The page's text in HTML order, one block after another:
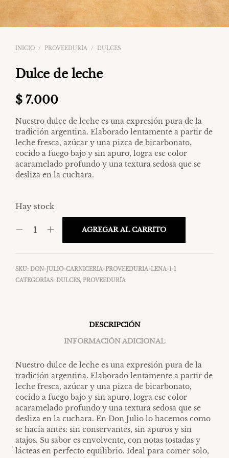
INICIO / PROVEEDURÍA / DULCES
Dulce de leche
$ 7.000
Nuestro dulce de leche es una expresión pura de la
tradición argentina. Elaborado lentamente a partir de
leche fresca, azúcar y una pizca de bicarbonato,
cocido a fuego bajo y sin apuro, logra ese color
acaramelado profundo y una textura sedosa que se
desliza en la cuchara.
Hay stock
AGREGAR AL CARRITO
SKU: DON-JULIO-CARNICERIA-PROVEEDURIA-LENA-1-1
CATEGORÍAS: DULCES, PROVEEDURÍA
DESCRIPCIÓN
INFORMACIÓN ADICIONAL
Nuestro dulce de leche es una expresión pura de la
tradición argentina. Elaborado lentamente a partir de
leche fresca, azúcar y una pizca de bicarbonato,
cocido a fuego bajo y sin apuro, logra ese color
acaramelado profundo y una textura sedosa que se
desliza en la cuchara. En Don Julio lo hacemos como
se hacía antes: sin conservantes, sin apuros y sin
atajos. Su sabor es envolvente, con notas tostadas y
lácteas en perfecto equilibrio. Ideal para comer solo,